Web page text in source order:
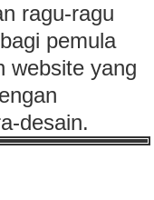
ragu-ragu
pemula
website yang
desain.